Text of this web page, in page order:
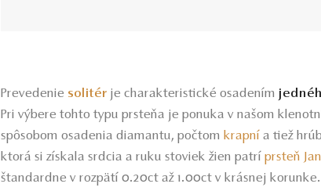
Prevedenie solitér je charakteristické osadením
Pri výbere tohto typu prsteňa je ponuka v našom
spôsobom osadenia diamantu, počtom krapní a tiež
ktorá si získala srdcia a ruku stoviek žien patrí prsteň
štandardne v rozpätí 0.20ct až 1.00ct v krásnej